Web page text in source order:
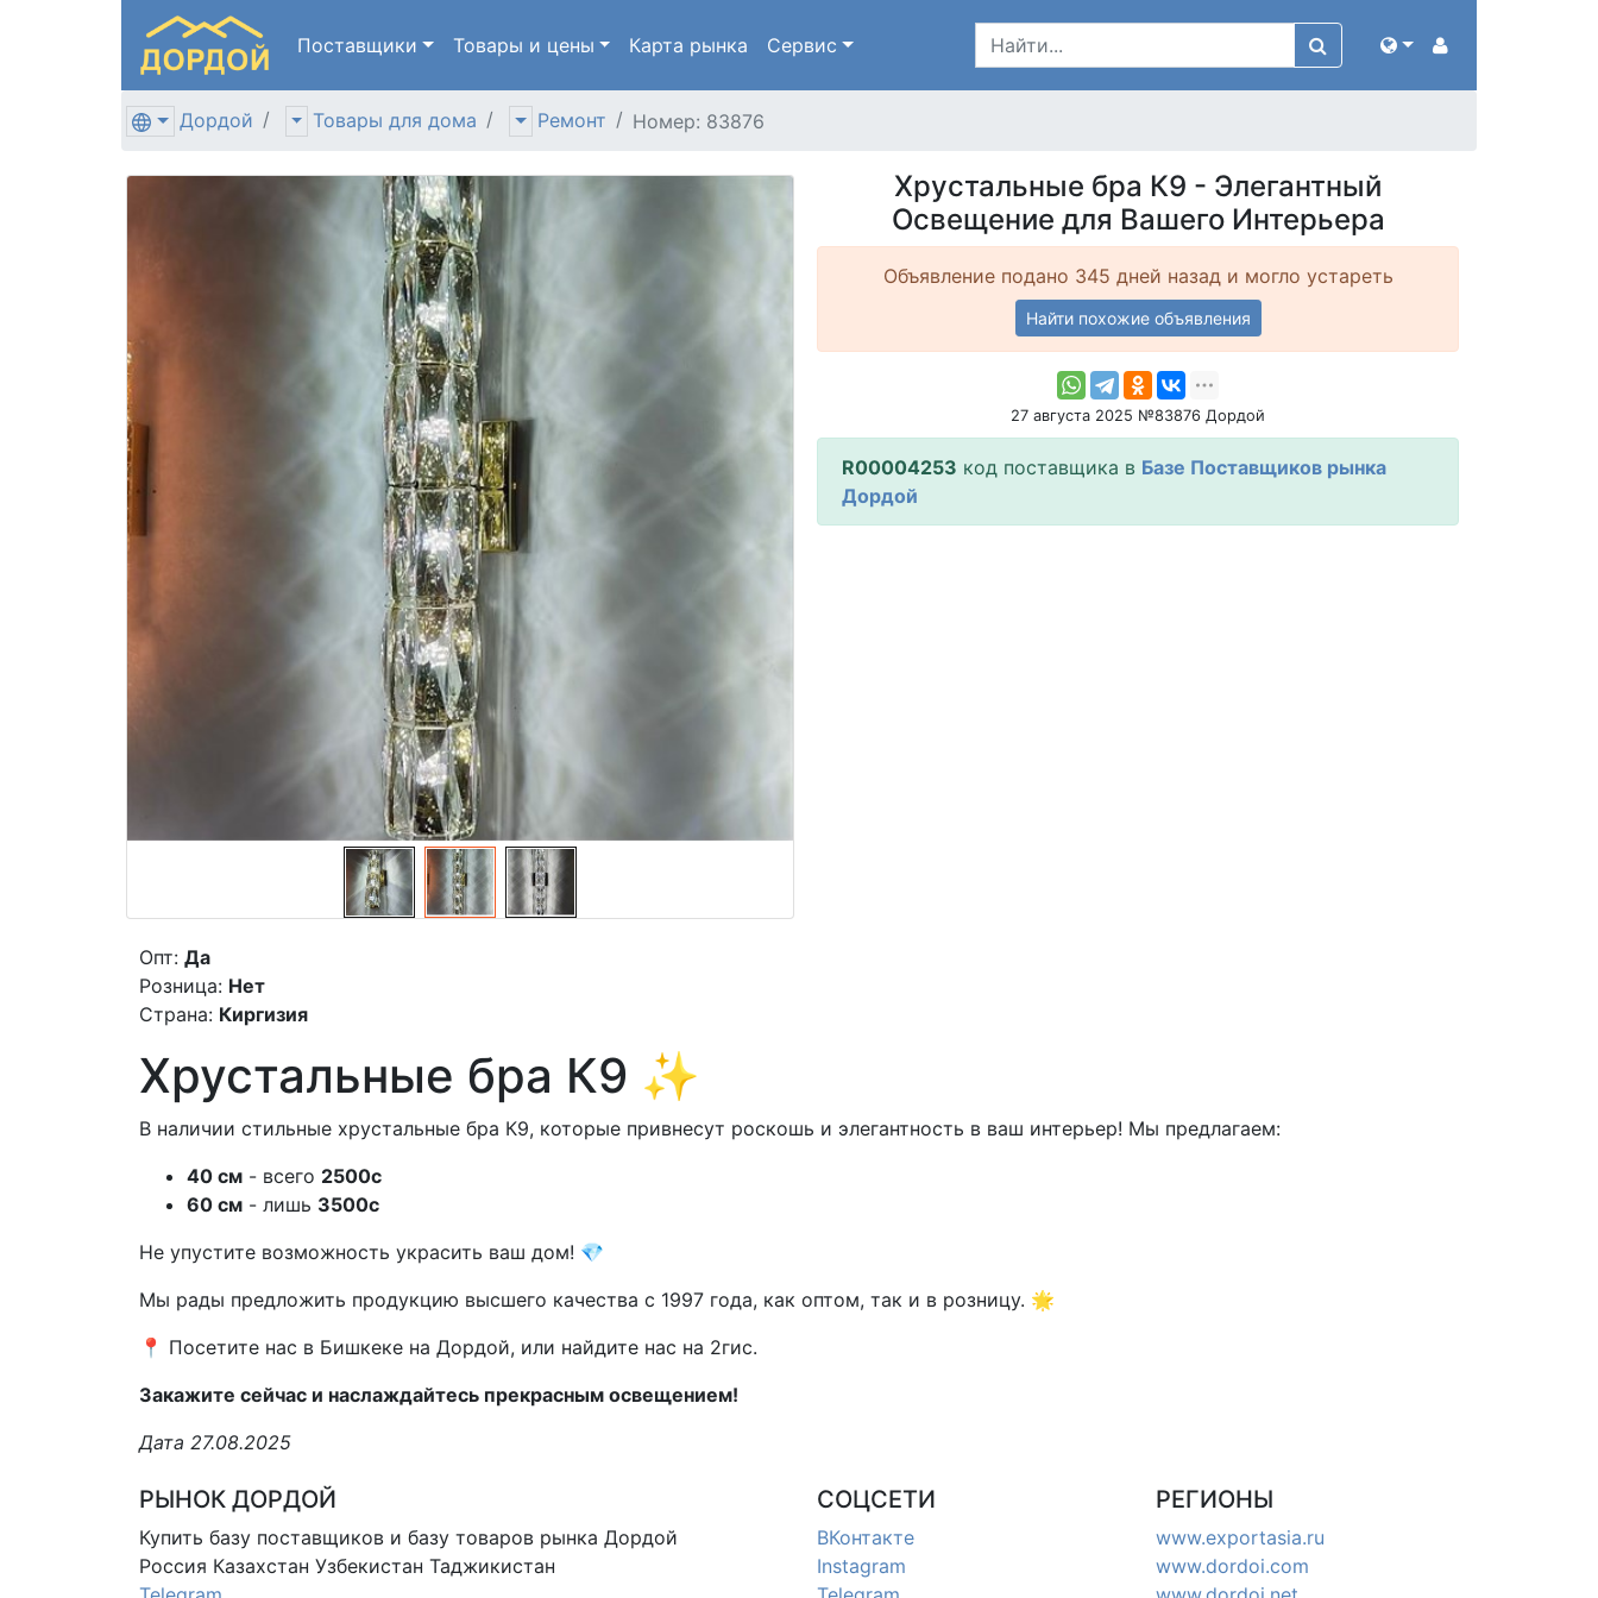
Поставщики Товары и цены Карта рынка Сервис
Дордой Товары для дома Ремонт Номер: 83876
Хрустальные бра К9 - Элегантный
Освещение для Вашего Интерьера
Объявление подано 345 дней назад и могло устареть
Найти похожие объявления
27 августа 2025 №83876 Дордой
R00004253 код поставщика в Базе Поставщиков рынка
Дордой
Опт: Да
Розница: Нет
Страна: Киргизия
Хрустальные бра К9 ✨
В наличии стильные хрустальные бра К9, которые привнесут роскошь и элегантность в ваш интерьер! Мы предлагаем:
40 см - всего 2500с
60 см - лишь 3500с
Не упустите возможность украсить ваш дом! 💎
Мы рады предложить продукцию высшего качества с 1997 года, как оптом, так и в розницу. 🌟
📍 Посетите нас в Бишкеке на Дордой, или найдите нас на 2гис.
Закажите сейчас и наслаждайтесь прекрасным освещением!
Дата 27.08.2025
РЫНОК ДОРДОЙ
Купить базу поставщиков и базу товаров рынка Дордой
Россия Казахстан Узбекистан Таджикистан
СОЦСЕТИ
ВКонтакте
Instagram
РЕГИОНЫ
www.exportasia.ru
www.dordoi.com